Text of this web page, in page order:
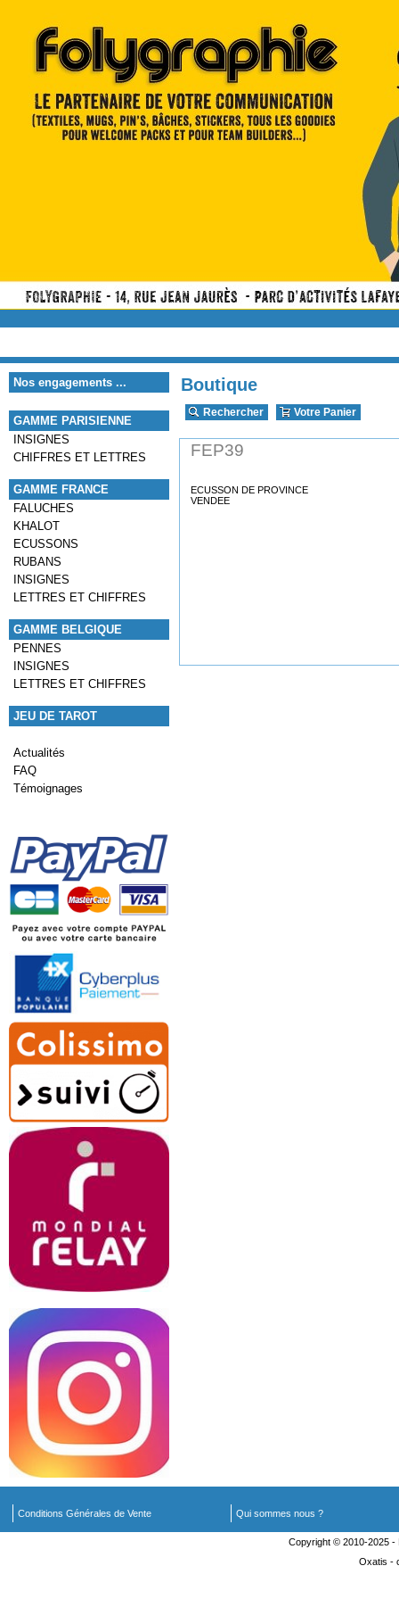
Nos engagements ...
GAMME PARISIENNE
INSIGNES
CHIFFRES ET LETTRES
GAMME FRANCE
FALUCHES
KHALOT
ECUSSONS
RUBANS
INSIGNES
LETTRES ET CHIFFRES
GAMME BELGIQUE
PENNES
INSIGNES
LETTRES ET CHIFFRES
JEU DE TAROT
Actualités
FAQ
Témoignages
Boutique
Rechercher Votre Panier
FEP39
ECUSSON DE PROVINCE
VENDEE
Conditions Générales de Vente Qui sommes nous ?
Copyright © 2010-2025 -
Oxatis -